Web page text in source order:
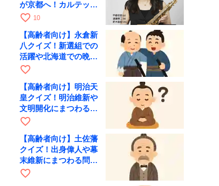
が京都へ！カルテッ
ト・ツアー京都公演を
favorite_border 10
【高齢者向け】永倉新
八クイズ！新選組での
活躍や北海道での晩年
を出題
favorite_border
【高齢者向け】明治天
皇クイズ！明治維新や
文明開化にまつわる問
題を出題
favorite_border
【高齢者向け】土佐藩
クイズ！出身偉人や幕
末維新にまつわる問題
を出題
favorite_border